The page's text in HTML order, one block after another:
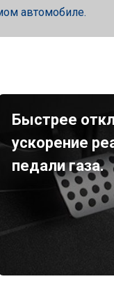
автомобиле.
Быстрее
ускорение
педали газа.